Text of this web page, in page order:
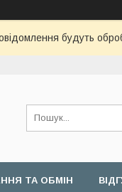
будуть
ТА ОБМІН